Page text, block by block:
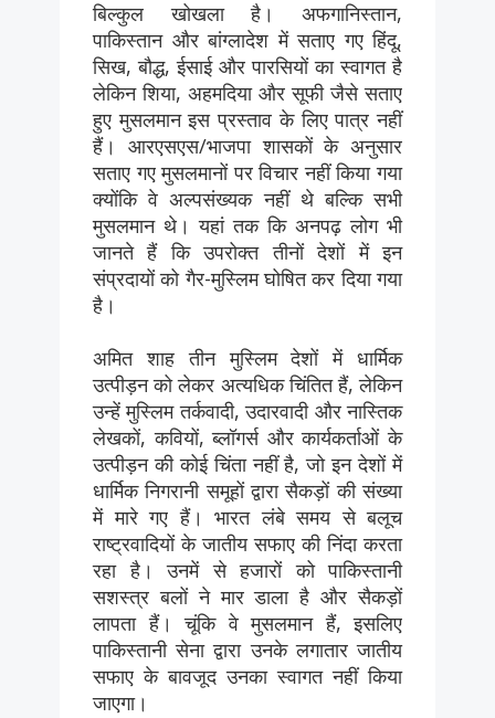
बिल्कुल खोखला है। अफगानिस्तान,
पाकिस्तान और बांग्लादेश में सताए गए हिंदू,
सिख, बौद्ध, ईसाई और पारसियों का स्वागत है
लेकिन शिया, अहमदिया और सूफी जैसे सताए
हुए मुसलमान इस प्रस्ताव के लिए पात्र नहीं
हैं। आरएसएस/भाजपा शासकों के अनुसार
सताए गए मुसलमानों पर विचार नहीं किया गया
क्योंकि वे अल्पसंख्यक नहीं थे बल्कि सभी
मुसलमान थे। यहां तक कि अनपढ़ लोग भी
जानते हैं कि उपरोक्त तीनों देशों में इन
संप्रदायों को गैर-मुस्लिम घोषित कर दिया गया
है।
अमित शाह तीन मुस्लिम देशों में धार्मिक
उत्पीड़न को लेकर अत्यधिक चिंतित हैं, लेकिन
उन्हें मुस्लिम तर्कवादी, उदारवादी और नास्तिक
लेखकों, कवियों, ब्लॉगर्स और कार्यकर्ताओं के
उत्पीड़न की कोई चिंता नहीं है, जो इन देशों में
धार्मिक निगरानी समूहों द्वारा सैकड़ों की संख्या
में मारे गए हैं। भारत लंबे समय से बलूच
राष्ट्रवादियों के जातीय सफाए की निंदा करता
रहा है। उनमें से हजारों को पाकिस्तानी
सशस्त्र बलों ने मार डाला है और सैकड़ों
लापता हैं। चूंकि वे मुसलमान हैं, इसलिए
पाकिस्तानी सेना द्वारा उनके लगातार जातीय
सफाए के बावजूद उनका स्वागत नहीं किया
जाएगा।